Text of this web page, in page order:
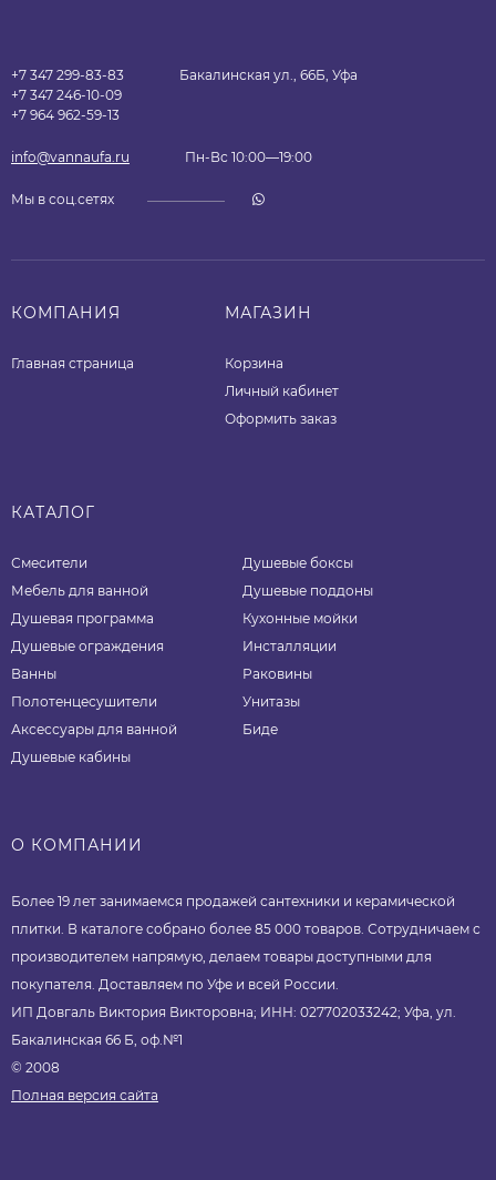
+7 347 299-83-83
+7 347 246-10-09
+7 964 962-59-13
Бакалинская ул., 66Б, Уфа
info@vannaufa.ru Пн-Вс 10:00—19:00
Мы в соц.сетях
КОМПАНИЯ
Главная страница
МАГАЗИН
Корзина
Личный кабинет
Оформить заказ
КАТАЛОГ
Смесители
Мебель для ванной
Душевая программа
Душевые ограждения
Ванны
Полотенцесушители
Аксессуары для ванной
Душевые кабины
Душевые боксы
Душевые поддоны
Кухонные мойки
Инсталляции
Раковины
Унитазы
Биде
О КОМПАНИИ
Более 19 лет занимаемся продажей сантехники и керамической
плитки. В каталоге собрано более 85 000 товаров. Сотрудничаем с
производителем напрямую, делаем товары доступными для
покупателя. Доставляем по Уфе и всей России.
ИП Довгаль Виктория Викторовна; ИНН: 027702033242; Уфа, ул.
Бакалинская 66 Б, оф.№1
© 2008
Полная версия сайта